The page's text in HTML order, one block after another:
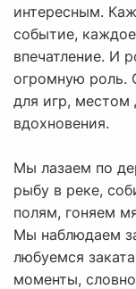
интересным.
событие,
впечатление. И
огромную роль.
для игр, местом
вдохновения.
Мы лазаем по
рыбу в реке,
полям, гоняем
Мы наблюдаем
любуемся
моменты,